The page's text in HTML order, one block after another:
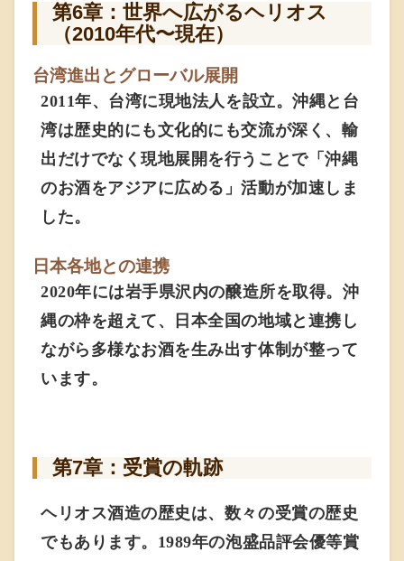
第6章：世界へ広がるヘリオス
（2010年代〜現在）
台湾進出とグローバル展開
2011年、台湾に現地法人を設立。沖縄と台
湾は歴史的にも文化的にも交流が深く、輸
出だけでなく現地展開を行うことで「沖縄
のお酒をアジアに広める」活動が加速しま
した。
日本各地との連携
2020年には岩手県沢内の醸造所を取得。沖
縄の枠を超えて、日本全国の地域と連携し
ながら多様なお酒を生み出す体制が整って
います。
第7章：受賞の軌跡
ヘリオス酒造の歴史は、数々の受賞の歴史
でもあります。1989年の泡盛品評会優等賞